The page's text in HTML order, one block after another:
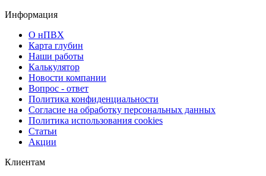
Информация
О нПВХ
Карта глубин
Наши работы
Калькулятор
Новости компании
Вопрос - ответ
Политика конфиденциальности
Согласие на обработку персональных данных
Политика использования cookies
Статьи
Акции
Клиентам